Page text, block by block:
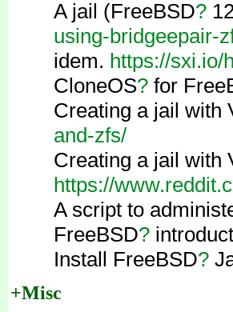
A jail (FreeBSD?
using-bridgeepair-
idem. https://sxi.io/
CloneOS? for
Creating a jail with
and-zfs/
Creating a jail with
https://
A script to
FreeBSD?
Install FreeBSD?
+Misc